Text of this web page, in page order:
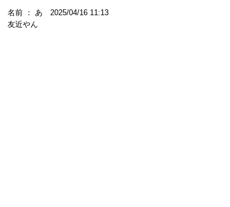
名前 ： あ 2025/04/16 11:13
友近やん